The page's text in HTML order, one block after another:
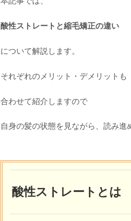
酸性ストレートと縮毛矯正の違い
について解説します。
それぞれのメリット・デメリットも
合わせて紹介しますので
自身の髪の状態を見ながら、読み進
酸性ストレートとは